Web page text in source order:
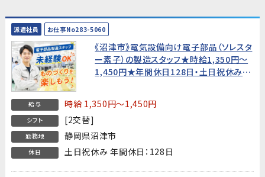
派遣社員 お仕事No283-5060
《沼津市》電気設備向け電子部品（ソレスタ
ー素子）の製造スタッフ★時給1,350円〜
1,450円★年間休日128日・土日祝休み
給与 時給 1,350円～1,450円
シフト [2交替]
勤務地 静岡県沼津市
休日 土日祝休み 年間休日：128日